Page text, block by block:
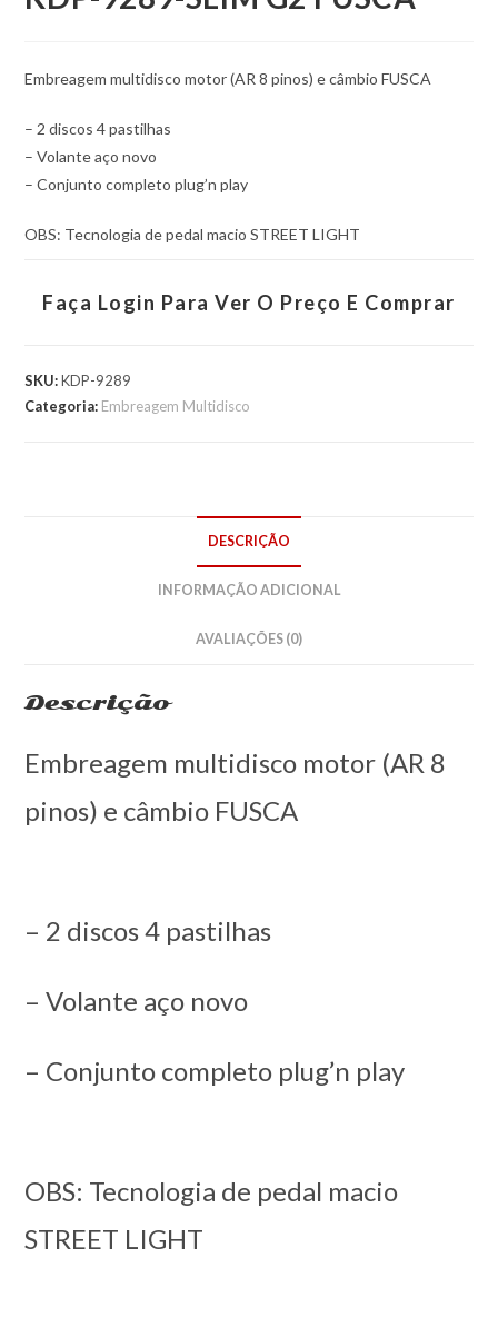
Embreagem multidisco motor (AR 8 pinos) e câmbio FUSCA
– 2 discos 4 pastilhas
– Volante aço novo
– Conjunto completo plug’n play
OBS: Tecnologia de pedal macio STREET LIGHT
Faça Login Para Ver O Preço E Comprar
SKU:KDP-9289
Categoria: Embreagem Multidisco
DESCRIÇÃO
INFORMAÇÃO ADICIONAL
AVALIAÇÕES (0)
Descrição
Embreagem multidisco motor (AR 8
pinos) e câmbio FUSCA
– 2 discos 4 pastilhas
– Volante aço novo
– Conjunto completo plug’n play
OBS: Tecnologia de pedal macio
STREET LIGHT